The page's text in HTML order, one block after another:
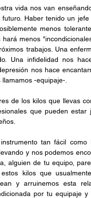
vida nos van
Haber tenido un
menos
menos
trabajos. Una
Una infidelidad nos
nos hace
-equipaje-.
de los kilos que llevas
que pueden
tan fácil
y nos podemos
alguien de tu equipo,
kilos que
y arruinemos esta
por tu equipaje